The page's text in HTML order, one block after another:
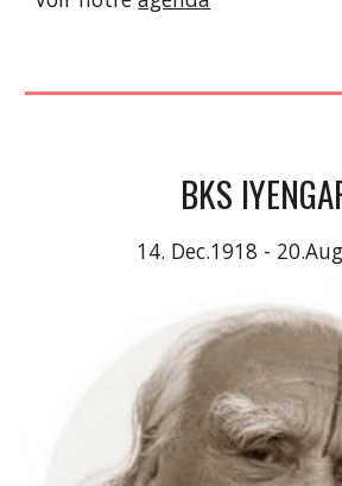
BKS
14. Dec.1918 -